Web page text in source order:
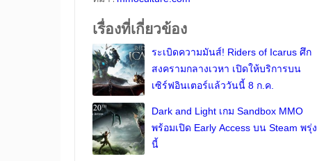
เรื่องที่เกี่ยวข้อง
ระเบิดความมันส์! Riders of Icarus ศึก
สงครามกลางเวหา เปิดให้บริการบน
เซิร์ฟอินเตอร์แล้ววันนี้ 8 ก.ค.
Dark and Light เกม Sandbox MMO
พร้อมเปิด Early Access บน Steam พรุ่ง
นี้